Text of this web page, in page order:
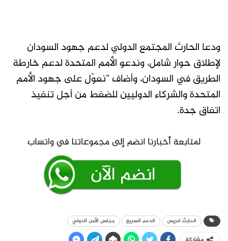
ودعا الحارث المجتمع الدولي لدعم جهود السودان
لإطلاق حوار شامل، وندعو الأمم المتحدة لدعم خارطة
الطريق في السودان، وأضاف “نعوّل على جهود الأمم
المتحدة والشركاء الدوليين للضغط من أجل تنفيذ
اتفاق جدة.
الحارث ادريس الدعم السريع مجلس الأمن الدولي